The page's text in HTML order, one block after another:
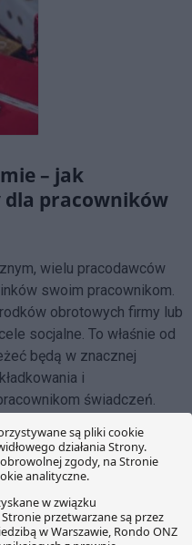
– jak
dla pracowników
wielu pracodawców
swoim pracownikom.
obrotowych firmy lub
socjalne. To właśnie od
będą w znacznej
i
świadczeń.
finansowane z
VAT